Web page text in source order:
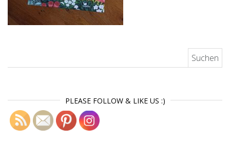
PLEASE FOLLOW & LIKE US :)